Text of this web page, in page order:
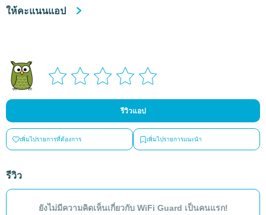
ให้คะแนนแอป
รีวิวแอป
เพิ่มไปรายการที่ต้องการ เพิ่มไปรายการแนะนำ
รีวิว
ยังไม่มีความคิดเห็นเกี่ยวกับ WiFi Guard เป็นคนแรก!